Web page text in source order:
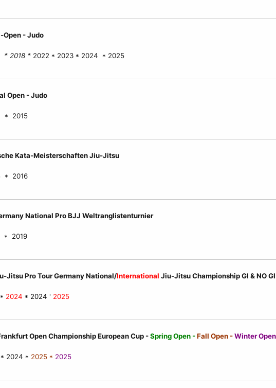
Open - Judo
* 2018 * 2022 * 2023 * 2024 * 2025
Open - Judo
* 2015
Kata-Meisterschaften Jiu-Jitsu
* 2016
National Pro BJJ Weltranglistenturnier
* 2019
Jitsu Pro Tour Germany National/International Jiu-Jitsu Championship GI & NO GI
2024 * 2024 ' 2025
Open Championship European Cup -Spring Open -Fall Open -Winter Open
* 2024 * 2025 * 2025